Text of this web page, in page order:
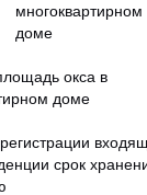
окса в
доме